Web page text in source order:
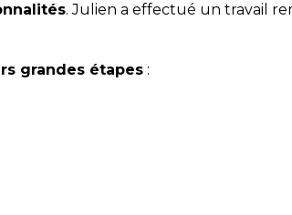
. Julien a effectué un travail
grandes étapes :